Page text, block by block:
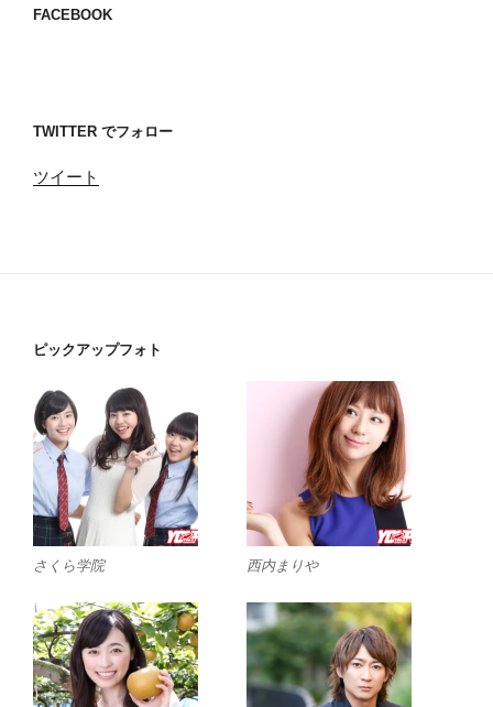
FACEBOOK
TWITTER でフォロー
ツイート
ピックアップフォト
さくら学院 西内まりや